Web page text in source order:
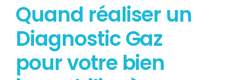
Quand réaliser un
Diagnostic Gaz
pour votre bien